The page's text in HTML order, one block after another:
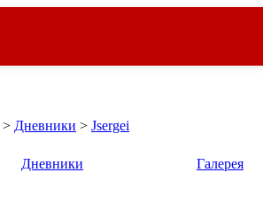
> Дневники > Jsergei
Дневники Галерея